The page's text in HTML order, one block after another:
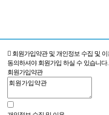
회원가입약관 및 개인정보 수집 및
동의하셔야 회원가입 하실 수 있습니다.
회원가입약관